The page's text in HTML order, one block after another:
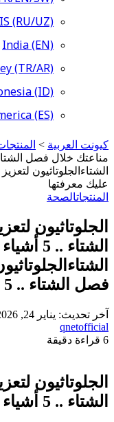
(RU/UZ)
India (EN)
(TR/AR)
(ID)
(ES)
كيونت العربية >
عليك معرفتها
المنتجاتالصحة
الجلوتاثيون
فصل الشتاء .. 5 أشياء عليك معرفتها
آخر تحديث: يناير 24, 2026 11:30 م
qnetofficial
6 قراءة دقيقة
الجلوتاثيون
الشتاء .. 5 أشياء عليك معرفتها